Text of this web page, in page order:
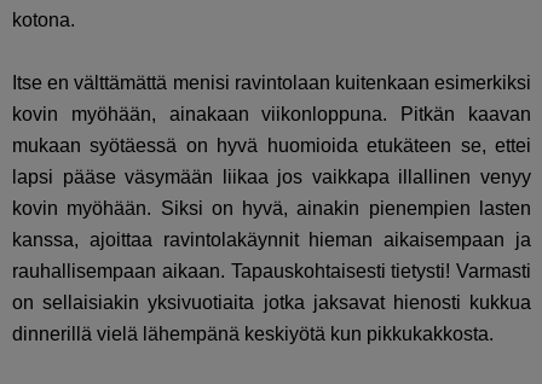
kotona.
Itse en välttämättä menisi ravintolaan kuitenkaan esimerkiksi
kovin myöhään, ainakaan viikonloppuna. Pitkän kaavan
mukaan syötäessä on hyvä huomioida etukäteen se, ettei
lapsi pääse väsymään liikaa jos vaikkapa illallinen venyy
kovin myöhään. Siksi on hyvä, ainakin pienempien lasten
kanssa, ajoittaa ravintolakäynnit hieman aikaisempaan ja
rauhallisempaan aikaan. Tapauskohtaisesti tietysti! Varmasti
on sellaisiakin yksivuotiaita jotka jaksavat hienosti kukkua
dinnerillä vielä lähempänä keskiyötä kun pikkukakkosta.